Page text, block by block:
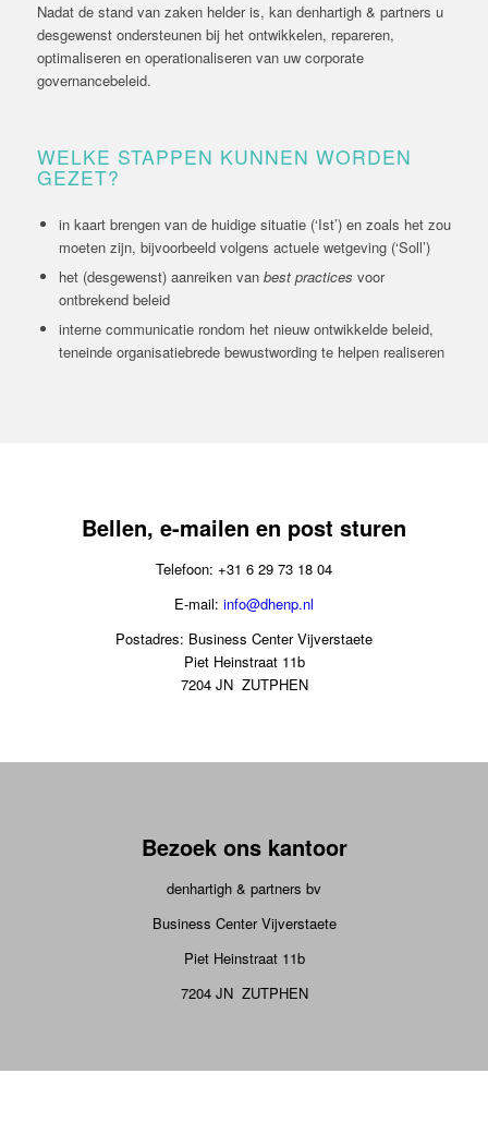
Nadat de stand van zaken helder is, kan denhartigh & partners u
desgewenst ondersteunen bij het ontwikkelen, repareren,
optimaliseren en operationaliseren van uw corporate
governancebeleid.
WELKE STAPPEN KUNNEN WORDEN
GEZET?
in kaart brengen van de huidige situatie (‘Ist’) en zoals het zou
moeten zijn, bijvoorbeeld volgens actuele wetgeving (‘Soll’)
het (desgewenst) aanreiken van best practices voor
ontbrekend beleid
interne communicatie rondom het nieuw ontwikkelde beleid,
teneinde organisatiebrede bewustwording te helpen realiseren
Bellen, e-mailen en post sturen
Telefoon: +31 6 29 73 18 04
E-mail: info@dhenp.nl
Postadres: Business Center Vijverstaete
Piet Heinstraat 11b
7204 JN ZUTPHEN
Bezoek ons kantoor
denhartigh & partners bv
Business Center Vijverstaete
Piet Heinstraat 11b
7204 JN ZUTPHEN